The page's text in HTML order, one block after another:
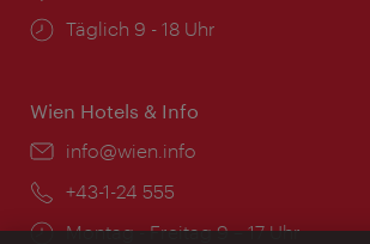
Öffnungszeiten:
Täglich 9 - 18 Uhr
Wien Hotels & Info
Email:
info@wien.info
Telefon:
+43-1-24 555
Öffnungszeiten:
Montag - Freitag 9 – 17 Uhr